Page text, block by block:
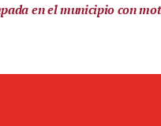
en el municipio con